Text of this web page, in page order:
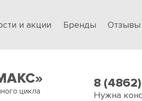
и акции Бренды Отзывы
цикла
8
Нужна